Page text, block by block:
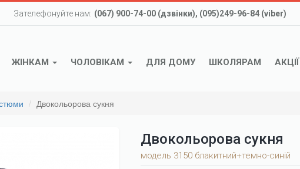
Зателефонуйте нам: (067) 900-74-00 (дзвінки), (095)249-96-84 (viber)
ЖІНКАМ ЧОЛОВІКАМ ДЛЯ ДОМУ ШКОЛЯРАМ АКЦІЇ
Двокольорова сукня
Двокольорова сукня
модель 3150 блакитний+темно-синій